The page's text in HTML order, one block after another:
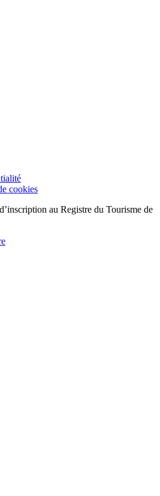
cookies
au Registre du Tourisme de